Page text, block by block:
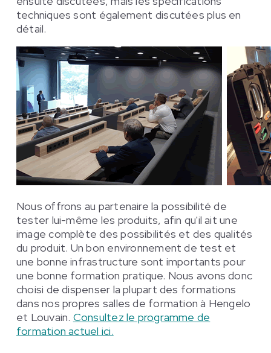
techniques sont également discutées plus en
détail.
Nous offrons au partenaire la possibilité de
tester lui-même les produits, afin qu'il ait une
image complète des possibilités et des qualités
du produit. Un bon environnement de test et
une bonne infrastructure sont importants pour
une bonne formation pratique. Nous avons donc
choisi de dispenser la plupart des formations
dans nos propres salles de formation à Hengelo
et Louvain. Consultez le programme de
formation actuel ici.